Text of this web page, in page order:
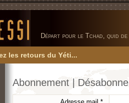
Départ pour le Tchad, quid
les retours du Yéti...
Abonnement |